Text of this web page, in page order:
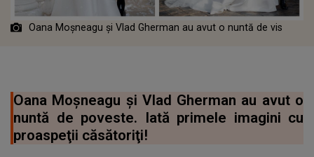
Oana Moșneagu și Vlad Gherman au avut o nuntă de vis
Oana Moșneagu și Vlad Gherman au avut o
nuntă de poveste. Iată primele imagini cu
proaspeţii căsătoriţi!